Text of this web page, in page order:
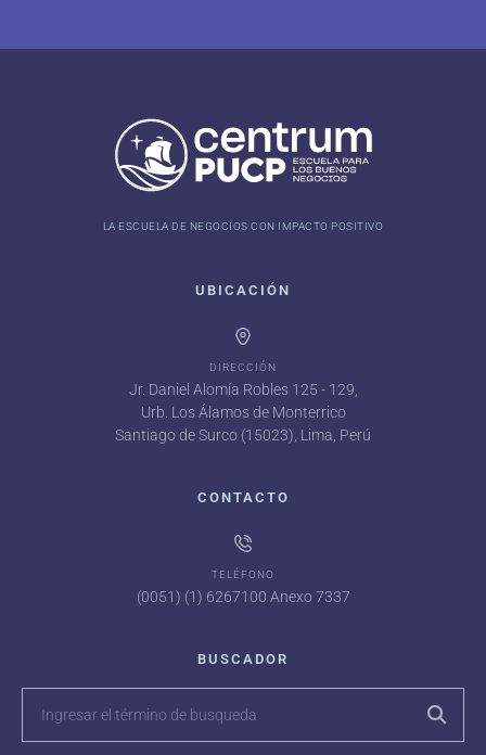
LA ESCUELA DE NEGOCIOS CON IMPACTO POSITIVO
UBICACIÓN
DIRECCIÓN
Jr. Daniel Alomía Robles 125 - 129,
Urb. Los Álamos de Monterrico
Santiago de Surco (15023), Lima, Perú
CONTACTO
TELÉFONO
(0051) (1) 6267100 Anexo 7337
BUSCADOR